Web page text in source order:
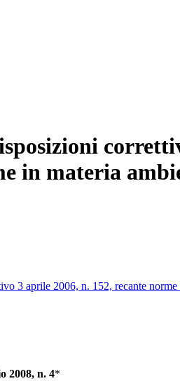
in materia
3 aprile 2006, n. 152, recante norme
2008, n. 4*